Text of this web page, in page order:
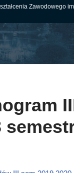
Zawodowego